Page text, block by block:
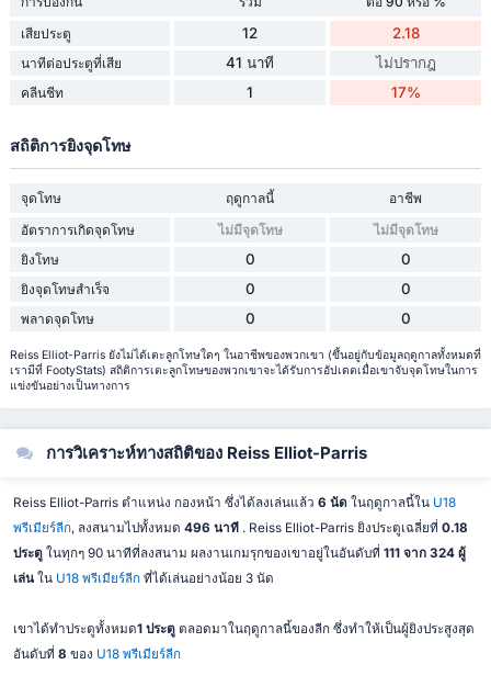
เสียประตู
12 2.18
นาทีต่อประตูที่เสีย 41 นาที ไม่ปรากฎ
คลีนชีท 1 17%
สถิติการยิงจุดโทษ
จุดโทษ ฤดูกาลนี้
อาชีพ
อัตราการเกิดจุดโทษ
ไม่มีจุดโทษ
ไม่มีจุดโทษ
ยิงโทษ
0 0
ยิงจุดโทษสำเร็จ 0 0
พลาดจุดโทษ 0 0
Reiss Elliot-Parris ยังไม่ได้เตะลูกโทษใดๆ ในอาชีพของพวกเขา (ขึ้นอยู่กับข้อมูลฤดูกาลทั้งหมดที่
เรามีที่ FootyStats) สถิติการเตะลูกโทษของพวกเขาจะได้รับการอัปเดตเมื่อเขาจับจุดโทษในการ
แข่งขันอย่างเป็นทางการ
การวิเคราะห์ทางสถิติของ Reiss Elliot-Parris
Reiss Elliot-Parris ตำแหน่ง กองหน้า ซึ่งได้ลงเล่นแล้ว 6 นัดในฤดูกาลนี้ใน U18
พรีเมียร์ลีก, ลงสนามไปทั้งหมด 496 นาที . Reiss Elliot-Parris ยิงประตูเฉลี่ยที่ 0.18
ประตู ในทุกๆ 90 นาทีที่ลงสนาม ผลงานเกมรุกของเขาอยู่ในอันดับที่ 111 จาก 324 ผู้
เล่นใน U18 พรีเมียร์ลีกที่ได้เล่นอย่างน้อย 3 นัด
เขาได้ทำประตูทั้งหมด1 ประตู ตลอดมาในฤดูกาลนี้ของลีก ซึ่งทำให้เป็นผู้ยิงประสูงสุด
อันดับที่ 8 ของ U18 พรีเมียร์ลีก